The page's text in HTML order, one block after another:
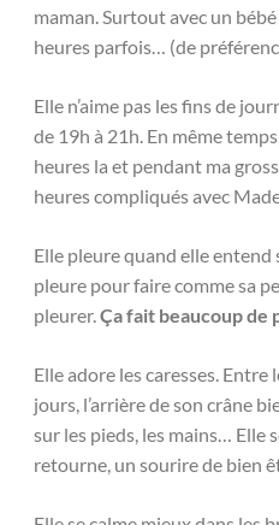
maman. Surtout avec un
heures parfois… (de
Elle n’aime pas les fins de
de 19h à 21h. En même
heures la et pendant ma
heures compliqués avec
Elle pleure quand elle
pleure pour faire comme sa
pleurer. Ça fait beaucoup de
Elle adore les caresses. Entre
jours, l’arrière de son crâne
sur les pieds, les mains… Elle
retourne, un sourire de bien